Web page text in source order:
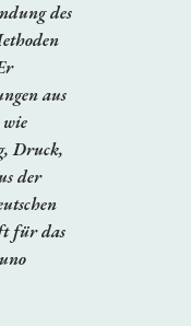
des
aus
Druck,
der
für das